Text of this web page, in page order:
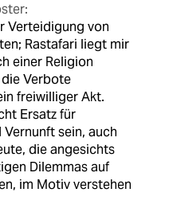
Verteidigung von
Rastafari liegt mir
einer Religion
Verbote
freiwilliger Akt.
Ersatz für
sein, auch
die angesichts
Dilemmas auf
im Motiv verstehen